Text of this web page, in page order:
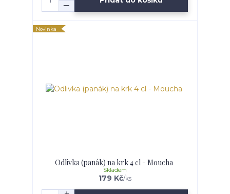
Novinka
Odlivka (panák) na krk 4 cl - Moucha
179 Kč/ks
Skladem